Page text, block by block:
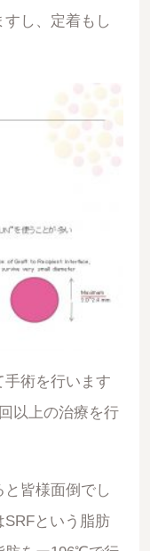
し、定着もし
術を行います
以上の治療を行
皆様面倒でし
SRFという脂肪